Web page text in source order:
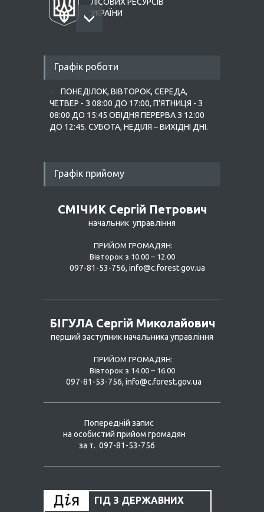
УКРАЇНИ
ДЕРЖАВНА
Графік роботи
ПОНЕДІЛОК, ВІВТОРОК, СЕРЕДА,
ЧЕТВЕР - З 08:00 ДО 17:00, П'ЯТНИЦЯ - З
08:00 ДО 15:45 ОБІДНЯ ПЕРЕРВА З 12:00
ДО 12:45. СУБОТА, НЕДІЛЯ – ВИХІДНІ ДНІ.
Графік прийому
СМІЧИК Сергій Петрович
начальник управління
ПРИЙОМ ГРОМАДЯН:
Вівторок з 10.00 – 12.00
097-81-53-756, info@c.forest.gov.ua
БІГУЛА Сергій Миколайович
перший заступник начальника управління
ПРИЙОМ ГРОМАДЯН:
Вівторок з 14.00 – 16.00
097-81-53-756, info@c.forest.gov.ua
Попередній запис
на особистий прийом громадян
за т. 097-81-53-756
ГІД З ДЕРЖАВНИХ